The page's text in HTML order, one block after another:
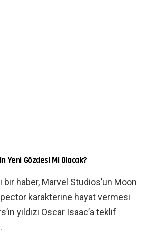
Yeni Gözdesi Mi Olacak?
bir haber, Marvel Studios’un Moon
karakterine hayat vermesi
yıldızı Oscar Isaac’a teklif